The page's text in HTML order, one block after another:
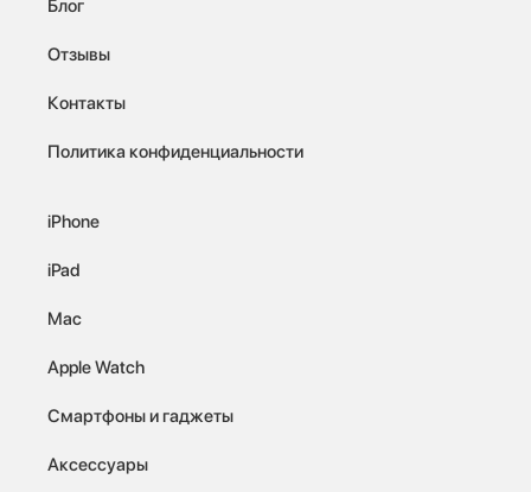
Блог
Отзывы
Контакты
Политика конфиденциальности
iPhone
iPad
Mac
Apple Watch
Смартфоны и гаджеты
Аксессуары